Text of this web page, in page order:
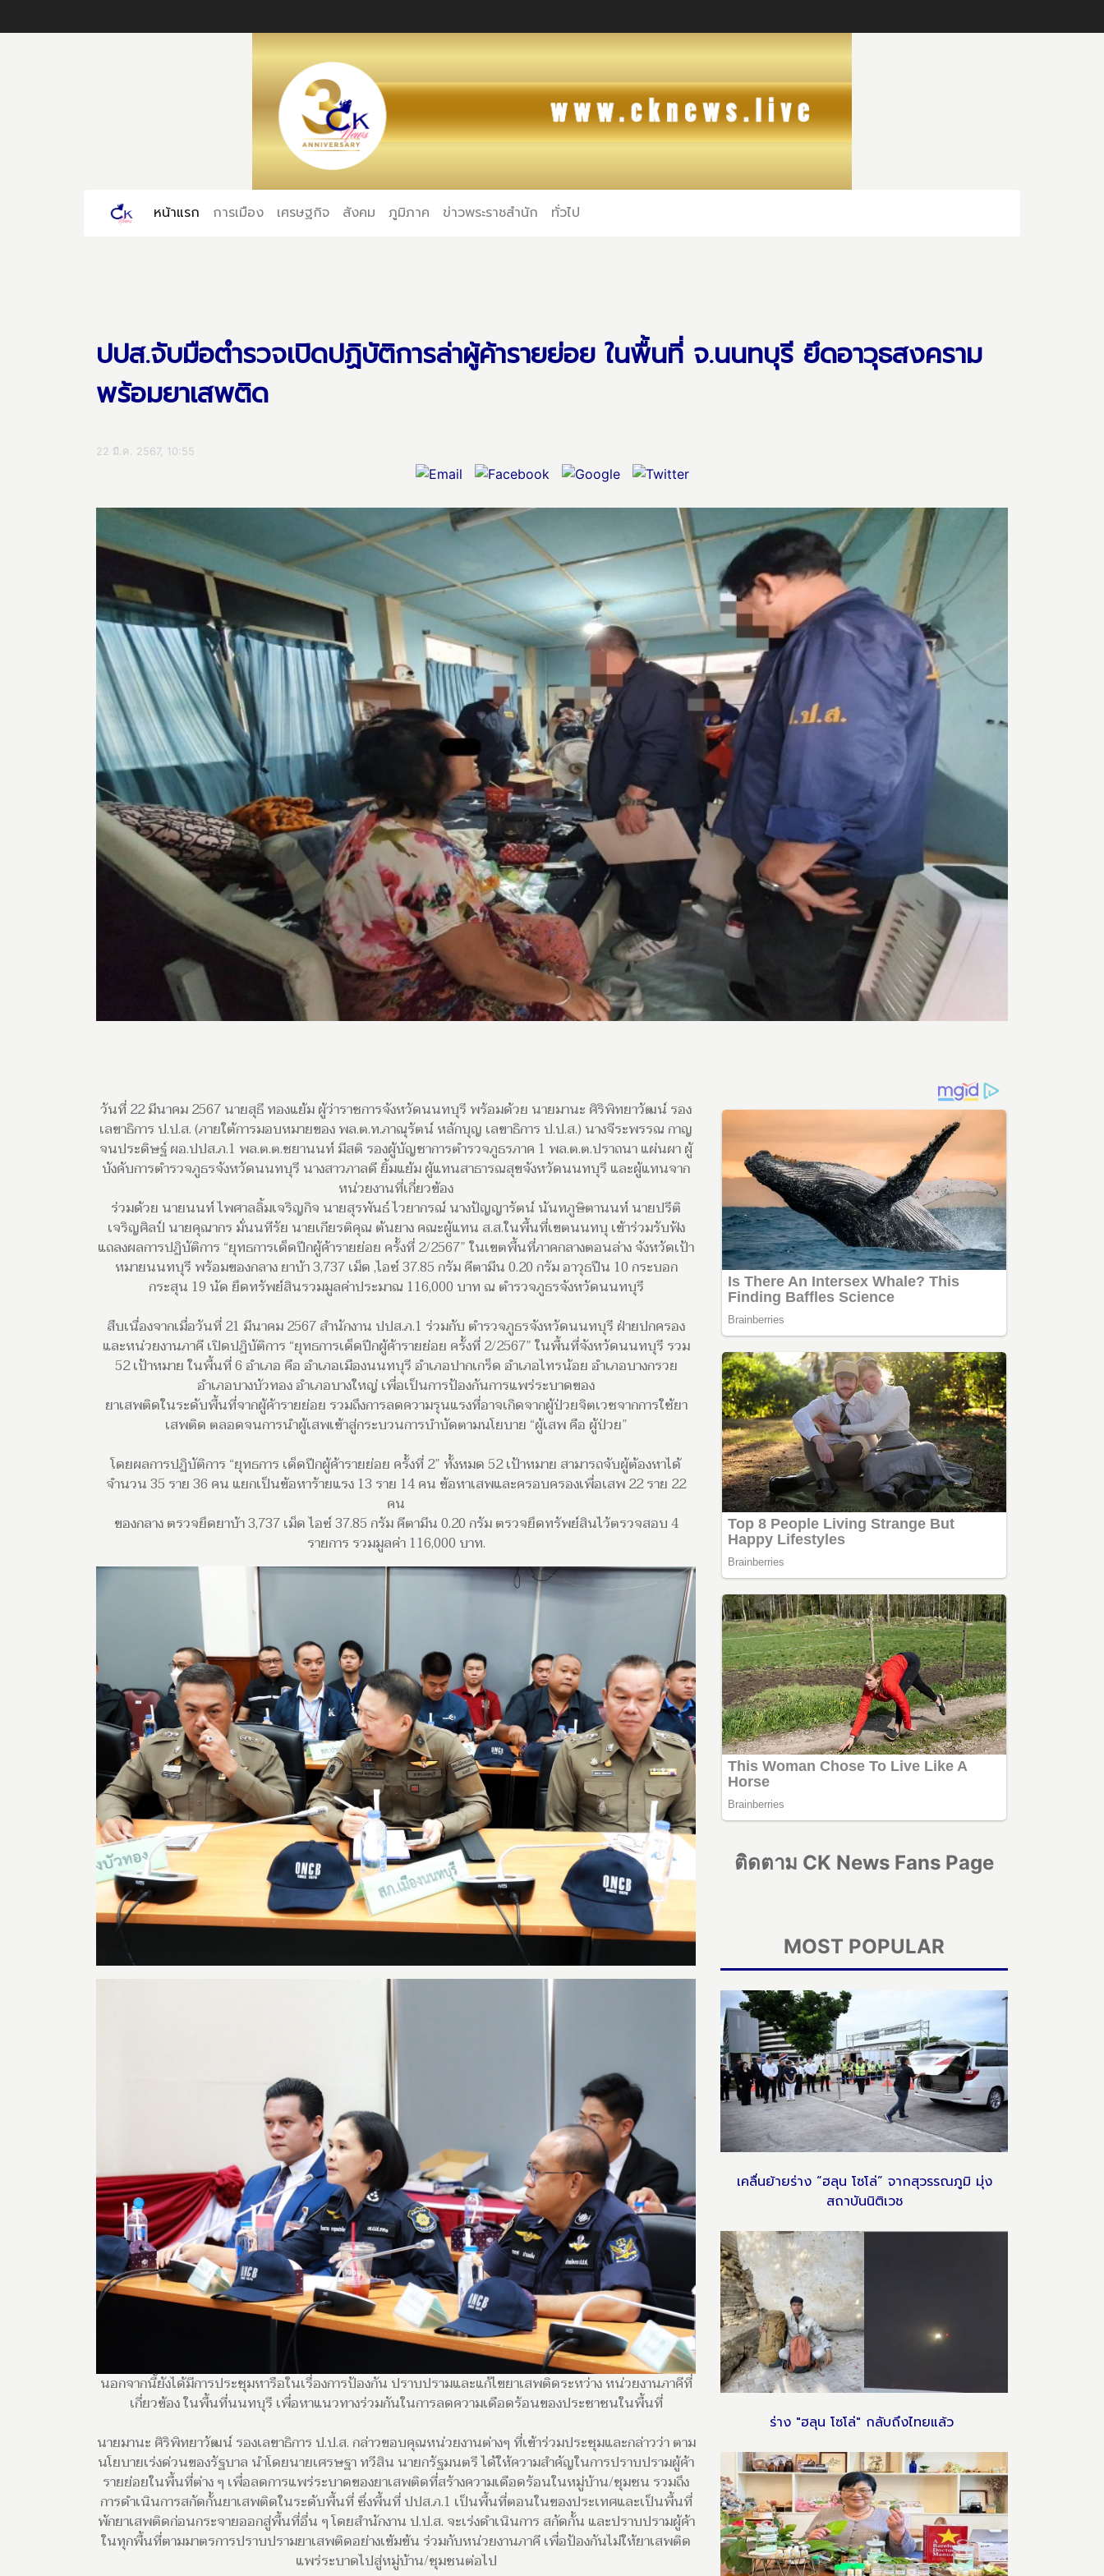
หน้าแรก (current)
การเมือง เศรษฐกิจ สังคม ภูมิภาค ข่าวพระราชสำนัก ทั่วไป
ปปส.จับมือตำรวจเปิดปฏิบัติการล่าผู้ค้ารายย่อย ในพื้นที่ จ.นนทบุรี ยึดอาวุธสงคราม
พร้อมยาเสพติด
22 มี.ค. 2567, 10:55
วันที่ 22 มีนาคม 2567 นายสุธี ทองแย้ม ผู้ว่าราชการจังหวัดนนทบุรี พร้อมด้วย นายมานะ ศิริพิทยาวัฒน์ รอง
เลขาธิการ ป.ป.ส. (ภายใต้การมอบหมายของ พล.ต.ท.ภาณุรัตน์ หลักบุญ เลขาธิการ ป.ป.ส.) นางจีระพรรณ กาญ
จนประดิษฐ์ ผอ.ปปส.ภ.1 พล.ต.ต.ชยานนท์ มีสติ รองผู้บัญชาการตำรวจภูธรภาค 1 พล.ต.ต.ปราถนา แผ่นผา ผู้
บังคับการตำรวจภูธรจังหวัดนนทบุรี นางสาวภาลดี ยิ้มแย้ม ผู้แทนสาธารณสุขจังหวัดนนทบุรี และผู้แทนจาก
หน่วยงานที่เกี่ยวข้อง
ร่วมด้วย นายนนท์ ไพศาลลิ้มเจริญกิจ นายสุรพันธ์ ไวยากรณ์ นางปัญญารัตน์ นันทภูษิตานนท์ นายปรีติ
เจริญศิลป์ นายคุณากร มั่นนทีรัย นายเกียรติคุณ ต้นยาง คณะผู้แทน ส.ส.ในพื้นที่เขตนนทบุ เข้าร่วมรับฟัง
แถลงผลการปฏิบัติการ “ยุทธการเด็ดปีกผู้ค้ารายย่อย ครั้งที่ 2/2567” ในเขตพื้นที่ภาคกลางตอนล่าง จังหวัดเป้า
หมายนนทบุรี พร้อมของกลาง ยาบ้า 3,737 เม็ด ,ไอซ์ 37.85 กรัม คีตามีน 0.20 กรัม อาวุธปืน 10 กระบอก
กระสุน 19 นัด ยึดทรัพย์สินรวมมูลค่าประมาณ 116,000 บาท ณ ตำรวจภูธรจังหวัดนนทบุรี
สืบเนื่องจากเมื่อวันที่ 21 มีนาคม 2567 สำนักงาน ปปส.ภ.1 ร่วมกับ ตำรวจภูธรจังหวัดนนทบุรี ฝ่ายปกครอง
และหน่วยงานภาคี เปิดปฏิบัติการ “ยุทธการเด็ดปีกผู้ค้ารายย่อย ครั้งที่ 2/2567” ในพื้นที่จังหวัดนนทบุรี รวม
52 เป้าหมาย ในพื้นที่ 6 อำเภอ คือ อำเภอเมืองนนทบุรี อำเภอปากเกร็ด อำเภอไทรน้อย อำเภอบางกรวย
อำเภอบางบัวทอง อำเภอบางใหญ่ เพื่อเป็นการป้องกันการแพร่ระบาดของ
ยาเสพติดในระดับพื้นที่จากผู้ค้ารายย่อย รวมถึงการลดความรุนแรงที่อาจเกิดจากผู้ป่วยจิตเวชจากการใช้ยา
เสพติด ตลอดจนการนำผู้เสพเข้าสู่กระบวนการบำบัดตามนโยบาย “ผู้เสพ คือ ผู้ป่วย”
โดยผลการปฏิบัติการ “ยุทธการ เด็ดปีกผู้ค้ารายย่อย ครั้งที่ 2” ทั้งหมด 52 เป้าหมาย สามารถจับผู้ต้องหาได้
จำนวน 35 ราย 36 คน แยกเป็นข้อหาร้ายแรง 13 ราย 14 คน ข้อหาเสพและครอบครองเพื่อเสพ 22 ราย 22
คน
ของกลาง ตรวจยึดยาบ้า 3,737 เม็ด ไอซ์ 37.85 กรัม คีตามีน 0.20 กรัม ตรวจยึดทรัพย์สินไว้ตรวจสอบ 4
รายการ รวมมูลค่า 116,000 บาท.
นอกจากนี้ยังได้มีการประชุมหารือในเรื่องการป้องกัน ปราบปรามและแก้ไขยาเสพติดระหว่าง หน่วยงานภาคีที่
เกี่ยวข้อง ในพื้นที่นนทบุรี เพื่อหาแนวทางร่วมกันในการลดความเดือดร้อนของประชาชนในพื้นที่
นายมานะ ศิริพิทยาวัฒน์ รองเลขาธิการ ป.ป.ส. กล่าวขอบคุณหน่วยงานต่างๆ ที่เข้าร่วมประชุมและกล่าวว่า ตาม
นโยบายเร่งด่วนของรัฐบาล นำโดยนายเศรษฐา ทวีสิน นายกรัฐมนตรี ได้ให้ความสำคัญในการปราบปรามผู้ค้า
รายย่อยในพื้นที่ต่าง ๆ เพื่อลดการแพร่ระบาดของยาเสพติดที่สร้างความเดือดร้อนในหมู่บ้าน/ชุมชน รวมถึง
การดำเนินการสกัดกั้นยาเสพติดในระดับพื้นที่ ซึ่งพื้นที่ ปปส.ภ.1 เป็นพื้นที่ตอนในของประเทศและเป็นพื้นที่
พักยาเสพติดก่อนกระจายออกสู่พื้นที่อื่น ๆ โดยสำนักงาน ป.ป.ส. จะเร่งดำเนินการ สกัดกั้น และปราบปรามผู้ค้า
ในทุกพื้นที่ตามมาตรการปราบปรามยาเสพติดอย่างเข้มข้น ร่วมกับหน่วยงานภาคี เพื่อป้องกันไม่ให้ยาเสพติด
แพร่ระบาดไปสู่หมู่บ้าน/ชุมชนต่อไป
ติดตาม CK News Fans Page
MOST POPULAR
เคลื่นย้ายร่าง “ฮลุน โซโล่” จากสุวรรณภูมิ มุ่ง
สถาบันนิติเวช
ร่าง "ฮลุน โซโล่" กลับถึงไทยแล้ว